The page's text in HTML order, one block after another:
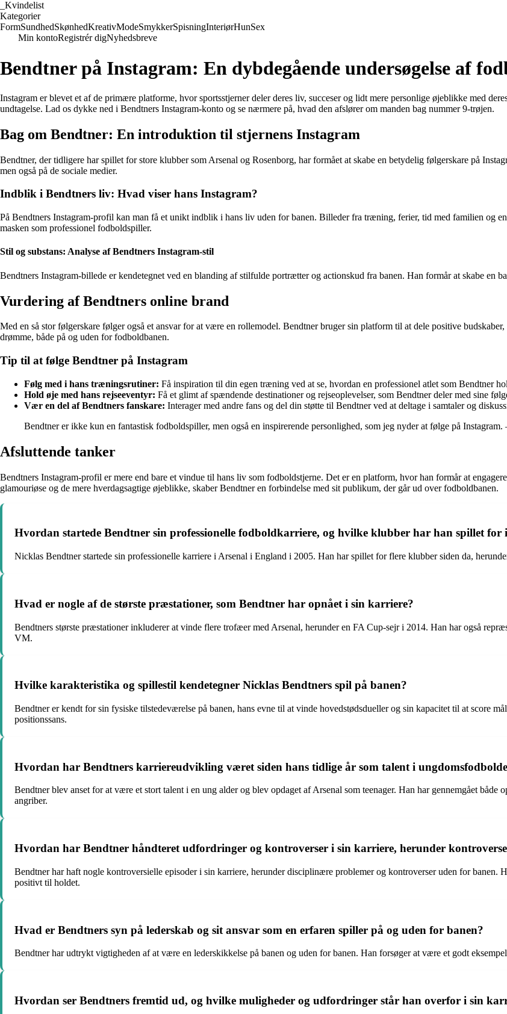
Kvindelist
Kategorier
FormSundhedSkønhedKreativModeSmykkerSpisningInteriørHunSex
Min kontoRegistrér digNyhedsbreve
Bendtner på Instagram: En dybdegående undersøgelse af
Instagram er blevet et af de primære platforme, hvor sportsstjerner deler deres liv, succeser og lidt mere personlige øjeblikke med
undtagelse. Lad os dykke ned i Bendtners Instagram-konto og se nærmere på, hvad den afslører om manden bag nummer 9-trøjen.
Bag om Bendtner: En introduktion til stjernens Instagram
Bendtner, der tidligere har spillet for store klubber som Arsenal og Rosenborg, har formået at skabe en betydelig følgerskare på
men også på de sociale medier.
Indblik i Bendtners liv: Hvad viser hans Instagram?
På Bendtners Instagram-profil kan man få et unikt indblik i hans liv uden for banen. Billeder fra træning, ferier, tid med familien og
masken som professionel fodboldspiller.
Stil og substans: Analyse af Bendtners Instagram-stil
Bendtners Instagram-billede er kendetegnet ved en blanding af stilfulde portrætter og actionskud fra banen. Han formår at skabe en
Vurdering af Bendtners online brand
Med en så stor følgerskare følger også et ansvar for at være en rollemodel. Bendtner bruger sin platform til at dele positive
drømme, både på og uden for fodboldbanen.
Tip til at følge Bendtner på Instagram
Følg med i hans træningsrutiner: Få inspiration til din egen træning ved at se, hvordan en professionel atlet som Bendtner
Hold øje med hans rejseeventyr: Få et glimt af spændende destinationer og rejseoplevelser, som Bendtner deler med sine
Vær en del af Bendtners fanskare: Interager med andre fans og del din støtte til Bendtner ved at deltage i samtaler og
Bendtner er ikke kun en fantastisk fodboldspiller, men også en inspirerende personlighed, som jeg nyder at følge på Instagram.
Afsluttende tanker
Bendtners Instagram-profil er mere end bare et vindue til hans liv som fodboldstjerne. Det er en platform, hvor han formår at
glamouriøse og de mere hverdagsagtige øjeblikke, skaber Bendtner en forbindelse med sit publikum, der går ud over fodboldbanen.
Hvordan startede Bendtner sin professionelle fodboldkarriere, og hvilke klubber har han spillet for
Nicklas Bendtner startede sin professionelle karriere i Arsenal i England i 2005. Han har spillet for flere klubber siden da,
Hvad er nogle af de største præstationer, som Bendtner har opnået i sin karriere?
Bendtners største præstationer inkluderer at vinde flere trofæer med Arsenal, herunder en FA Cup-sejr i 2014. Han har også
VM.
Hvilke karakteristika og spillestil kendetegner Nicklas Bendtners spil på banen?
Bendtner er kendt for sin fysiske tilstedeværelse på banen, hans evne til at vinde hovedstødsdueller og sin kapacitet til at score
positionssans.
Hvordan har Bendtners karriereudvikling været siden hans tidlige år som talent i
Bendtner blev anset for at være et stort talent i en ung alder og blev opdaget af Arsenal som teenager. Han har gennemgået
angriber.
Hvordan har Bendtner håndteret udfordringer og kontroverser i sin karriere, herunder
Bendtner har haft nogle kontroversielle episoder i sin karriere, herunder disciplinære problemer og kontroverser uden for banen.
positivt til holdet.
Hvad er Bendtners syn på lederskab og sit ansvar som en erfaren spiller på og uden for banen?
Bendtner har udtrykt vigtigheden af at være en lederskikkelse på banen og uden for banen. Han forsøger at være et godt
Hvordan ser Bendtners fremtid ud, og hvilke muligheder og udfordringer står han overfor i sin